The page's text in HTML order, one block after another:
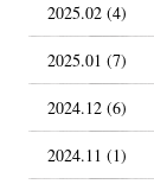
2025.02 (4)
2025.01 (7)
2024.12 (6)
2024.11 (1)